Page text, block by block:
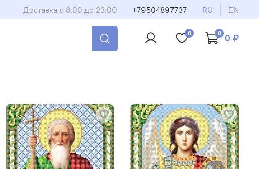
Доставка с 8:00 до 23:00 +79504897737 RU EN
0 0 0 ₽